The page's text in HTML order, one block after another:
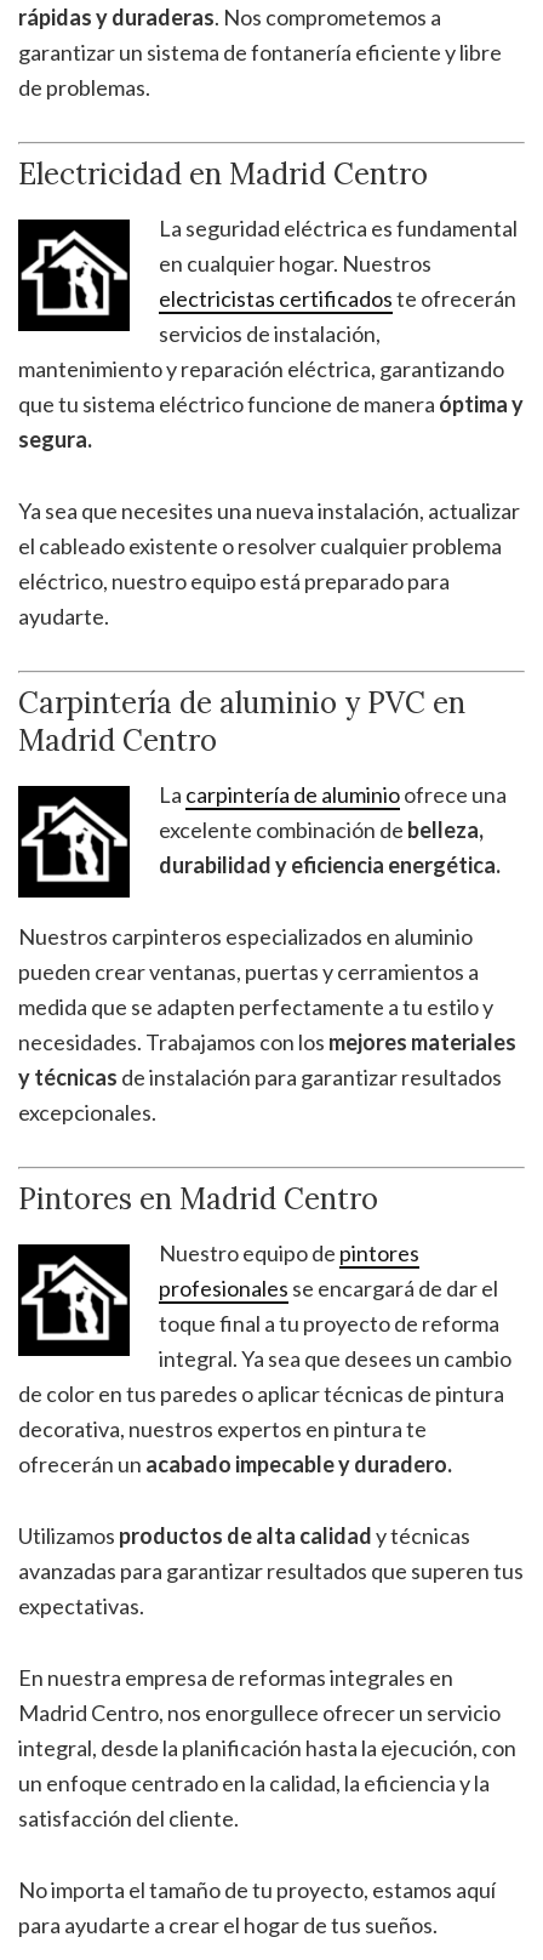
rápidas y duraderas. Nos comprometemos a
garantizar un sistema de fontanería eficiente y libre
de problemas.
Electricidad en Madrid Centro
La seguridad eléctrica es fundamental
en cualquier hogar. Nuestros
electricistas certificadoste ofrecerán
servicios de instalación,
mantenimiento y reparación eléctrica, garantizando
que tu sistema eléctrico funcione de manera óptima y
segura.
Ya sea que necesites una nueva instalación, actualizar
el cableado existente o resolver cualquier problema
eléctrico, nuestro equipo está preparado para
ayudarte.
Carpintería de aluminio y PVC en
Madrid Centro
La carpintería de aluminioofrece una
excelente combinación de belleza,
durabilidad y eficiencia energética.
Nuestros carpinteros especializados en aluminio
pueden crear ventanas, puertas y cerramientos a
medida que se adapten perfectamente a tu estilo y
necesidades. Trabajamos con los mejores materiales
y técnicas de instalación para garantizar resultados
excepcionales.
Pintores en Madrid Centro
Nuestro equipo de pintores
profesionales se encargará de dar el
toque final a tu proyecto de reforma
integral. Ya sea que desees un cambio
de color en tus paredes o aplicar técnicas de pintura
decorativa, nuestros expertos en pintura te
ofrecerán un acabado impecable y duradero.
Utilizamos productos de alta calidady técnicas
avanzadas para garantizar resultados que superen tus
expectativas.
En nuestra empresa de reformas integrales en
Madrid Centro, nos enorgullece ofrecer un servicio
integral, desde la planificación hasta la ejecución, con
un enfoque centrado en la calidad, la eficiencia y la
satisfacción del cliente.
No importa el tamaño de tu proyecto, estamos aquí
para ayudarte a crear el hogar de tus sueños.